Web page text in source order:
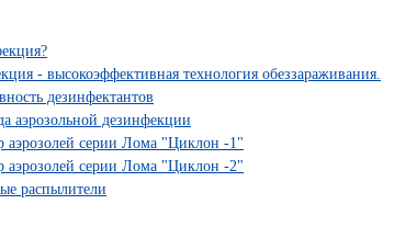
- высокоэффективная технология обеззараживания.
дезинфектантов
аэрозольной дезинфекции
аэрозолей серии Лома "Циклон -1"
аэрозолей серии Лома "Циклон -2"
распылители